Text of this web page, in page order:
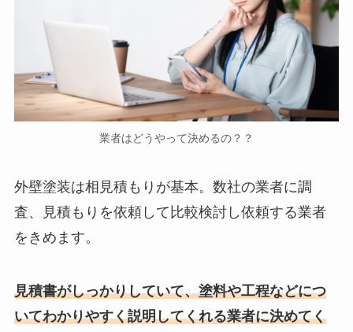
業者はどうやって決めるの？？
外壁塗装は相見積もりが基本。数社の業者に調
査、見積もりを依頼して比較検討し依頼する業者
をきめます。
見積書がしっかりしていて、塗料や工程などにつ
いてわかりやすく説明してくれる業者に決めてく